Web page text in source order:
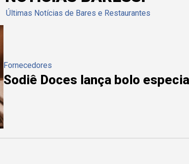
Últimas Notícias de Bares e Restaurantes
Fornecedores
Sodiê Doces lança bolo